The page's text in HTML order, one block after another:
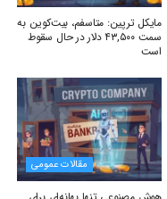
مایکل ترپین: متاسفم، بیت‌کوین به
سمت ۴۳,۵۰۰ دلار در حال سقوط
است
مقالات عمومی